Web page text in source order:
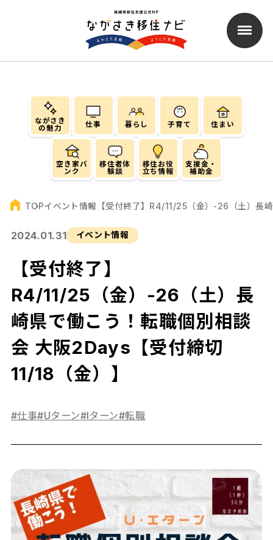
ながさき
の魅力
仕事 暮らし 子育て 住まい
空き家バ
ンク
移住者体
験談
移住お役
立ち情報
支援金・
補助金
TOPイベント情報 【受付終了】R4/11/25（金）-26（土）長
2024.01.31 イベント情報
【受付終了】
R4/11/25（金）-26（土）長
崎県で働こう！転職個別相談
会 大阪2Days【受付締切
11/18（金）】
#仕事#Uターン#Iターン#転職